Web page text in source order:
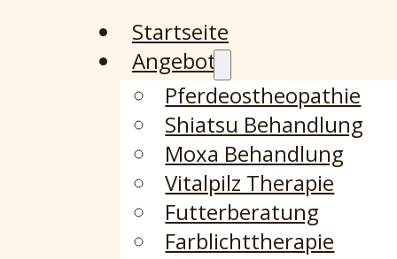
Startseite
Angebot
Pferdeostheopathie
Shiatsu Behandlung
Moxa Behandlung
Vitalpilz Therapie
Futterberatung
Farblichttherapie